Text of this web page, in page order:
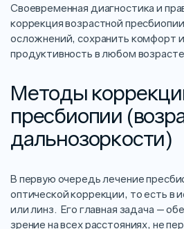
Своевременная диагностика и
коррекция возрастной
осложнений, сохранить комфорт
продуктивность в любом
Методы
пресбиопии
дальнозоркости)
В первую очередь лечение
оптической коррекции, то есть в
или линз. Его главная задача —
зрение на всех расстояниях, не